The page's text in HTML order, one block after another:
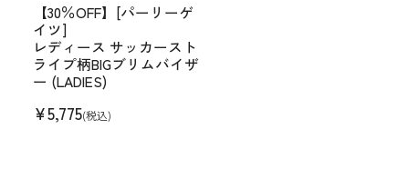
【30％OFF】[パーリーゲ
イツ]
レディース サッカースト
ライプ柄BIGブリムバイザ
ー (LADIES)
¥5,775(税込)